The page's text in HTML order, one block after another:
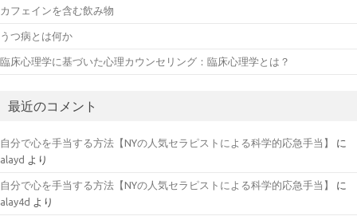
カフェインを含む飲み物
うつ病とは何か
臨床心理学に基づいた心理カウンセリング：臨床心理学とは？
最近のコメント
自分で心を手当する方法【NYの人気セラピストによる科学的応急手当】
に
alayd より
自分で心を手当する方法【NYの人気セラピストによる科学的応急手当】
に
alay4d より